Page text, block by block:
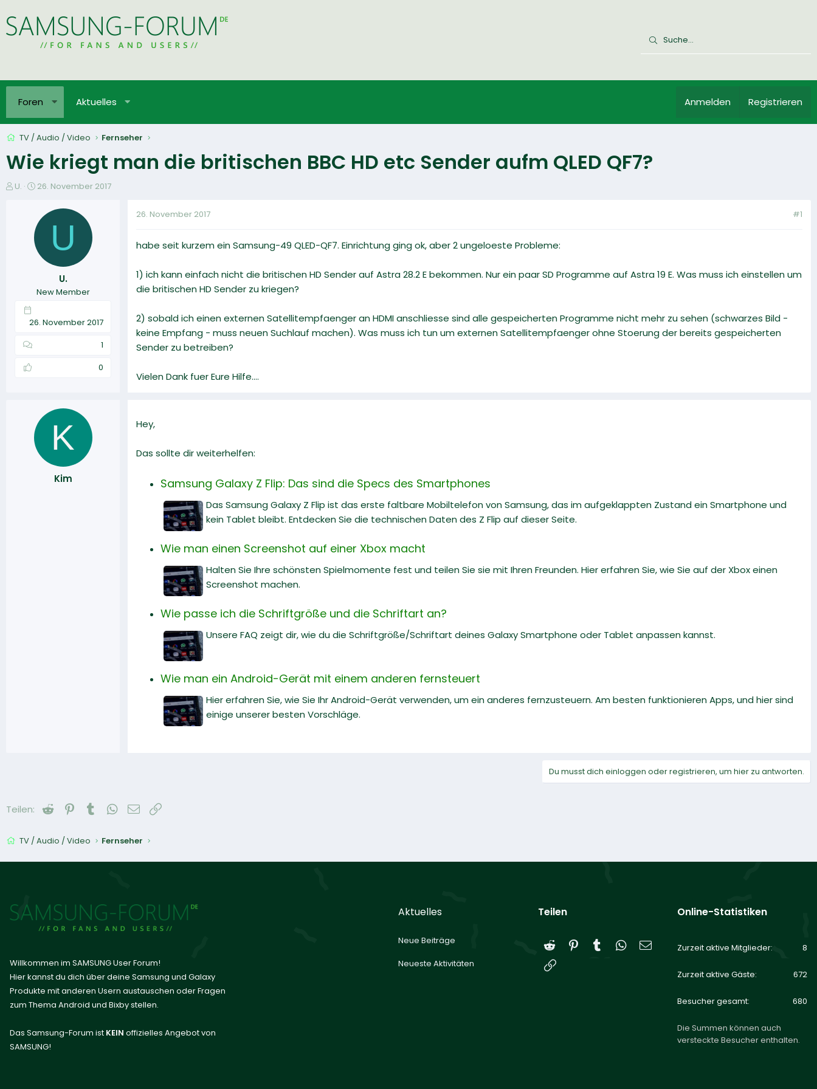
Foren Aktuelles Anmelden Registrieren
TV / Audio / Video Fernseher
Wie kriegt man die britischen BBC HD etc Sender aufm QLED QF7?
EU.
E
t
m
26. November 2017
U
U.
New Member
26. November 2017
1
0
26. November 2017 #1
habe seit kurzem ein Samsung-49 QLED-QF7. Einrichtung ging ok, aber 2 ungeloeste Probleme:
1) ich kann einfach nicht die britischen HD Sender auf Astra 28.2 E bekommen. Nur ein paar SD Programme auf Astra 19 E. Was muss ich einstellen um
die britischen HD Sender zu kriegen?
2) sobald ich einen externen Satellitempfaenger an HDMI anschliesse sind alle gespeicherten Programme nicht mehr zu sehen (schwarzes Bild -
keine Empfang - muss neuen Suchlauf machen). Was muss ich tun um externen Satellitempfaenger ohne Stoerung der bereits gespeicherten
Sender zu betreiben?
Vielen Dank fuer Eure Hilfe....
K
Kim
Hey,
Das sollte dir weiterhelfen:
Samsung Galaxy Z Flip: Das sind die Specs des Smartphones
Das Samsung Galaxy Z Flip ist das erste faltbare Mobiltelefon von Samsung, das im aufgeklappten Zustand ein Smartphone und
kein Tablet bleibt. Entdecken Sie die technischen Daten des Z Flip auf dieser Seite.
Wie man einen Screenshot auf einer Xbox macht
Halten Sie Ihre schönsten Spielmomente fest und teilen Sie sie mit Ihren Freunden. Hier erfahren Sie, wie Sie auf der Xbox einen
Screenshot machen.
Wie passe ich die Schriftgröße und die Schriftart an?
Unsere FAQ zeigt dir, wie du die Schriftgröße/Schriftart deines Galaxy Smartphone oder Tablet anpassen kannst.
Wie man ein Android-Gerät mit einem anderen fernsteuert
Hier erfahren Sie, wie Sie Ihr Android-Gerät verwenden, um ein anderes fernzusteuern. Am besten funktionieren Apps, und hier sind
einige unserer besten Vorschläge.
Du musst dich einloggen oder registrieren, um hier zu antworten.
Teilen: Reddit PinterestTumblrWhatsApp
E-Mail
TV / Audio / Video Fernseher
Willkommen im SAMSUNG User Forum!
Hier kannst du dich über deine Samsung und Galaxy
Produkte mit anderen Usern austauschen oder Fragen
zum Thema Android und Bixby stellen.
Das Samsung-Forum ist KEIN offizielles Angebot von
SAMSUNG!
Aktuelles
Neue Beiträge
Neueste Aktivitäten
Teilen
Reddit Pinterest
Tumblr WhatsApp
E-Mail
Online-Statistiken
Zurzeit aktive Mitglieder 8
Zurzeit aktive Gäste 672
Besucher gesamt 680
Die Summen können auch
versteckte Besucher enthalten.